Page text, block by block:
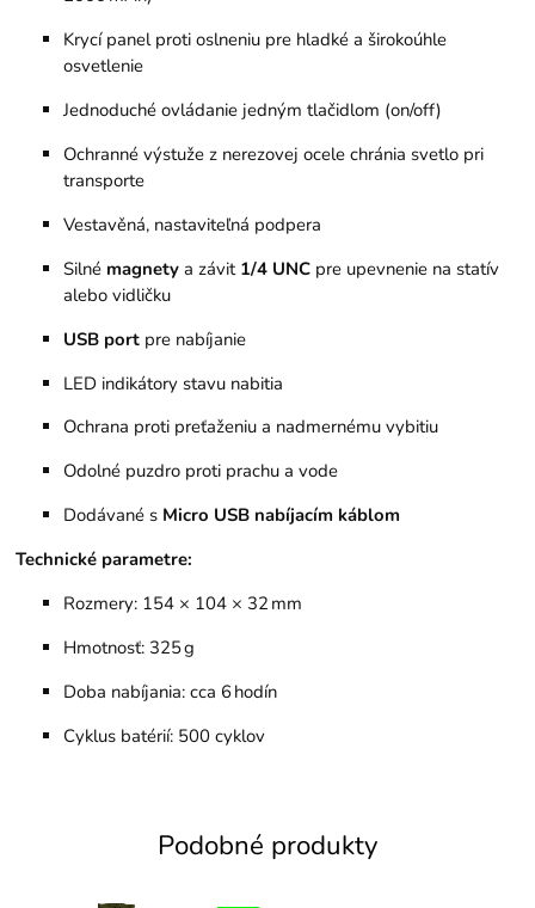
Krycí panel proti oslneniu pre hladké a širokoúhle
osvetlenie
Jednoduché ovládanie jedným tlačidlom (on/off)
Ochranné výstuže z nerezovej ocele chránia svetlo pri
transporte
Vestavěná, nastaviteľná podpera
Silné magnety a závit 1/4 UNC pre upevnenie na statív
alebo vidličku
USB port pre nabíjanie
LED indikátory stavu nabitia
Ochrana proti preťaženiu a nadmernému vybitiu
Odolné puzdro proti prachu a vode
Dodávané s Micro USB nabíjacím káblom
Technické parametre:
Rozmery: 154 × 104 × 32 mm
Hmotnosť: 325 g
Doba nabíjania: cca 6 hodín
Cyklus batérií: 500 cyklov
Podobné produkty